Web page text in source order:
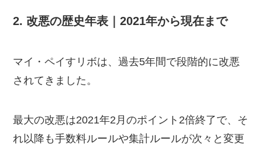
2. 改悪の歴史年表｜2021年から現在まで
マイ・ペイすリボは、過去5年間で段階的に改悪
されてきました。
最大の改悪は2021年2月のポイント2倍終了で、そ
れ以降も手数料ルールや集計ルールが次々と変更